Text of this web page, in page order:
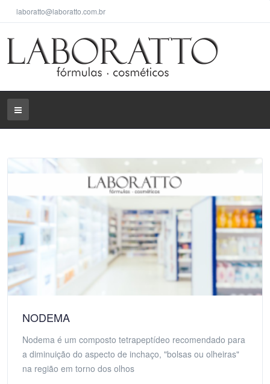
laboratto@laboratto.com.br
NODEMA
Nodema é um composto tetrapeptídeo recomendado para
a diminuição do aspecto de inchaço, "bolsas ou olheiras"
na região em torno dos olhos